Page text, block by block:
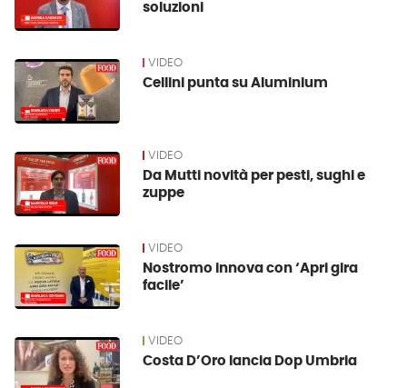
soluzioni
VIDEO
Cellini punta su Aluminium
VIDEO
Da Mutti novità per pesti, sughi e
zuppe
VIDEO
Nostromo innova con ‘Apri gira
facile’
VIDEO
Costa D’Oro lancia Dop Umbria